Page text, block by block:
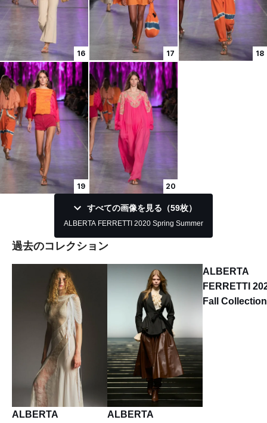
16 17 18
19 20
すべての画像を見る（59枚）
ALBERTA FERRETTI 2020 Spring Summer
過去のコレクション
ALBERTA
ALBERTA
ALBERTA
FERRETTI
Fall Collection